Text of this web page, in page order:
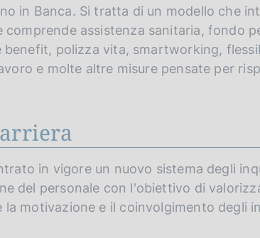
in Banca. Si tratta di un modello che
comprende assistenza sanitaria, fondo
benefit, polizza vita, smartworking,
e molte altre misure pensate per
in vigore un nuovo sistema degli
del personale con l'obiettivo di
la motivazione e il coinvolgimento degli